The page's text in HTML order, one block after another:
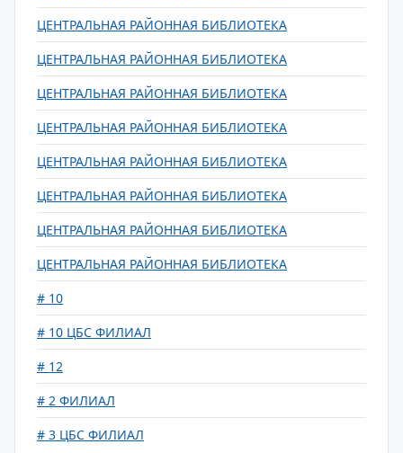
ЦЕНТРАЛЬНАЯ РАЙОННАЯ БИБЛИОТЕКА
ЦЕНТРАЛЬНАЯ РАЙОННАЯ БИБЛИОТЕКА
ЦЕНТРАЛЬНАЯ РАЙОННАЯ БИБЛИОТЕКА
ЦЕНТРАЛЬНАЯ РАЙОННАЯ БИБЛИОТЕКА
ЦЕНТРАЛЬНАЯ РАЙОННАЯ БИБЛИОТЕКА
ЦЕНТРАЛЬНАЯ РАЙОННАЯ БИБЛИОТЕКА
ЦЕНТРАЛЬНАЯ РАЙОННАЯ БИБЛИОТЕКА
ЦЕНТРАЛЬНАЯ РАЙОННАЯ БИБЛИОТЕКА
# 10
# 10 ЦБС ФИЛИАЛ
# 12
# 2 ФИЛИАЛ
# 3 ЦБС ФИЛИАЛ